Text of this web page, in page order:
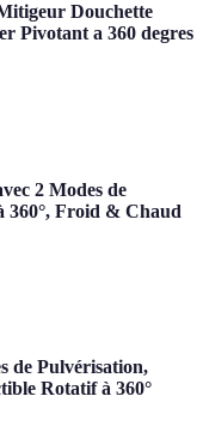
Douchette
Pivotant a 360 degres
2 Modes de
360°, Froid & Chaud
de Pulvérisation,
Rotatif à 360°